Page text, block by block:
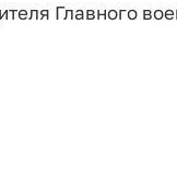
Главного